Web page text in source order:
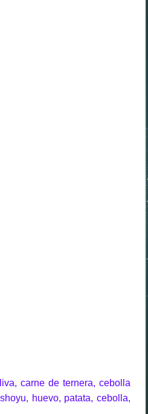
carne de ternera, cebolla
huevo, patata, cebolla,